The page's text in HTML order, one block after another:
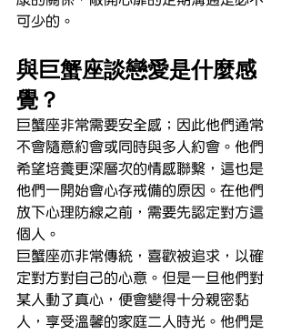
可少的。
與巨蟹座談戀愛是什麼感
覺？
巨蟹座非常需要安全感；因此他們通常
不會隨意約會或同時與多人約會。他們
希望培養更深層次的情感聯繫，這也是
他們一開始會心存戒備的原因。在他們
放下心理防線之前，需要先認定對方這
個人。
巨蟹座亦非常傳統，喜歡被追求，以確
定對方對自己的心意。但是一旦他們對
某人動了真心，便會變得十分親密黏
人，享受溫馨的家庭二人時光。他們是